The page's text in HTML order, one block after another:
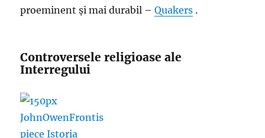
proeminent și mai durabil –Quakers .
Controversele religioase ale
Interregului